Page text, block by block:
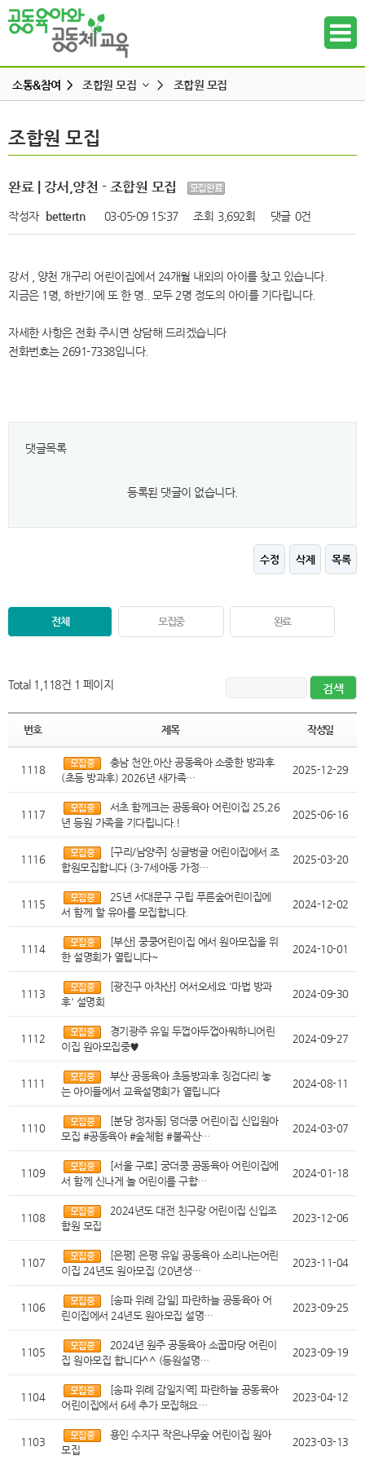
하위메뉴
하위메뉴
하위메뉴
소통&참여 > 조합원 모집 >
공동육아 ing
터전 소식
교사모집/교사구직
알리고 싶어요
조합원 모집
조합원 모집
완료 | 강서,양천 - 조합원 모집
작성자 bettertn 03-05-09 15:37 조회 3,692회 댓글 0건
강서 , 양천 개구리 어린이집에서 24개월 내외의 아이를 찾고 있습니다.
지금은 1명, 하반기에 또 한 명.. 모두 2명 정도의 아이를 기다립니다.
자세한 사항은 전화 주시면 상담해 드리겠습니다
전화번호는 2691-7338입니다.
댓글목록
등록된 댓글이 없습니다.
수정 삭제 목록
전체 모집중 완료
Total 1,118건 1 페이지
번호 제목 작성일
1118
충남 천안,아산 공동육아 소중한 방과후
(초등 방과후) 2026년 새가족…
2025-12-29
1117
서초 함께크는 공동육아 어린이집 25,26
년 등원 가족을 기다립니다.!
2025-06-16
1116
[구리/남양주] 싱글벙글 어린이집에서 조
합원모집합니다 (3-7세아동 가정…
2025-03-20
1115
25년 서대문구 구립 푸른숲어린이집에
서 함께 할 유아를 모집합니다.
2024-12-02
1114
[부산] 쿵쿵어린이집 에서 원아모집을 위
한 설명회가 열립니다~
2024-10-01
1113
[광진구 아차산] 어서오세요 '마법 방과
후' 설명회
2024-09-30
1112
경기광주 유일 두껍아두껍아뭐하니어린
이집 원아모집중♥
2024-09-27
1111
부산 공동육아 초등방과후 징검다리 놓
는 아이들에서 교육설명회가 열립니다
2024-08-11
1110
[분당 정자동] 덩더쿵 어린이집 신입원아
모집 #공동육아 #숲체험 #불곡산…
2024-03-07
1109
[서울 구로] 궁더쿵 공동육아 어린이집에
서 함께 신나게 놀 어린이를 구합…
2024-01-18
1108
2024년도 대전 친구랑 어린이집 신입조
합원 모집
2023-12-06
1107
[은평] 은평 유일 공동육아 소리나는어린
이집 24년도 원아모집 (20년생…
2023-11-04
1106
[송파 위례 감일] 파란하늘 공동육아 어
린이집에서 24년도 원아모집 설명…
2023-09-25
1105
2024년 원주 공동육아 소꿉마당 어린이
집 원아모집 합니다^^ (등원설명…
2023-09-19
1104
[송파 위례 감일지역] 파란하늘 공동육아
어린이집에서 6세 추가 모집해요…
2023-04-12
1103
용인 수지구 작은나무숲 어린이집 원아
모집
2023-03-13